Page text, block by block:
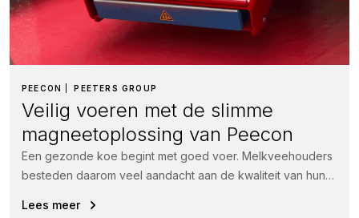
PEECON PEETERS GROUP
Veilig voeren met de slimme
magneetoplossing van Peecon
Een gezonde koe begint met goed voer. Melkveehouders
besteden daarom veel aandacht aan de kwaliteit van hun
Lees meer